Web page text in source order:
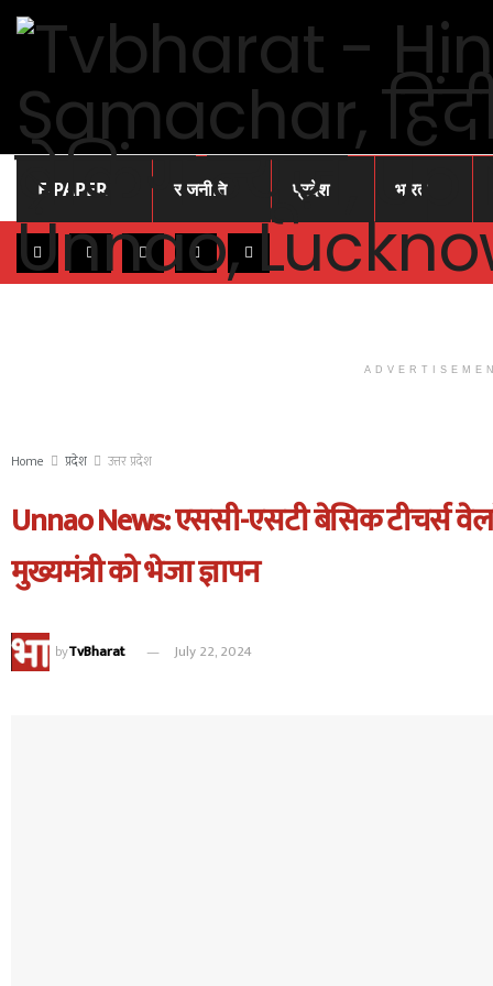
E-PAPER राजनीति प्रदेश भारत
Home प्रदेश उत्तर प्रदेश
Unnao News: एससी-एसटी बेसिक टीचर्स
मुख्यमंत्री को भेजा ज्ञापन
byTvBharat July 22, 2024